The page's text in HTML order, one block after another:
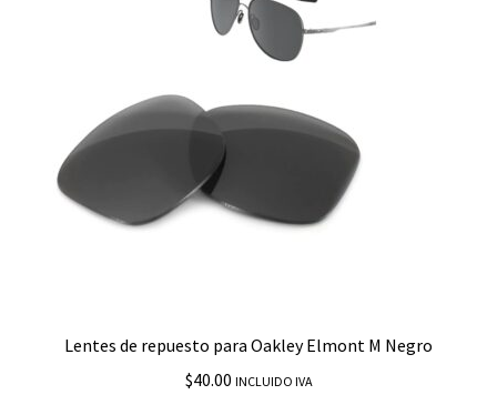
Lentes de repuesto para Oakley Elmont M Negro
$40.00 INCLUIDO IVA